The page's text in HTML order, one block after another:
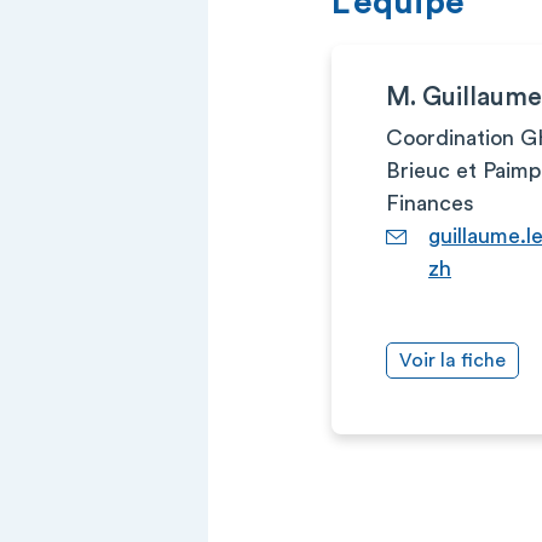
M.
Coordination
Brieuc et
Finances
zh
Voir la fiche